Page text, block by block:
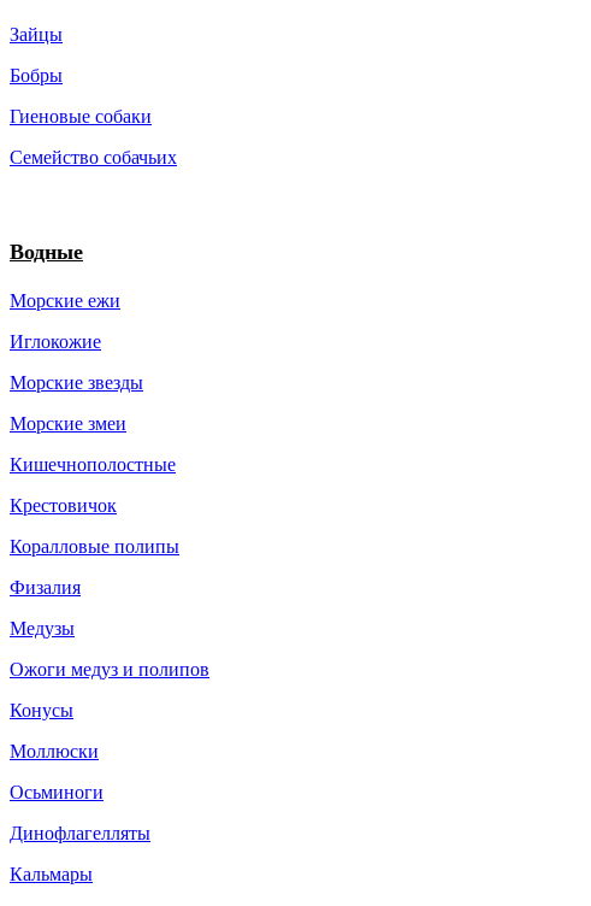
Зайцы
Бобры
Гиеновые собаки
Семейство собачьих
Водные
Морские ежи
Иглокожие
Морские звезды
Морские змеи
Кишечнополостные
Крестовичок
Коралловые полипы
Физалия
Медузы
Ожоги медуз и полипов
Конусы
Моллюски
Осьминоги
Динофлагелляты
Кальмары